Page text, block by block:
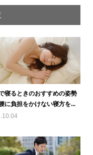
寝るときのおすすめの姿勢
に負担をかけない寝方を...